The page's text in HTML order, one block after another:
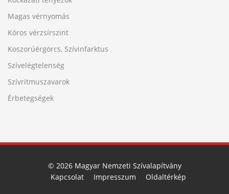
Magas vérnyomás
Kóros vérzsírszint
Koszorúérgörcs, Szívinfarktus
Szívelégtelenség
Szívritmuszavarok
Érbetegségek
© 2026 Magyar Nemzeti Szívalapítvány
Kapcsolat
Impresszum Oldaltérkép